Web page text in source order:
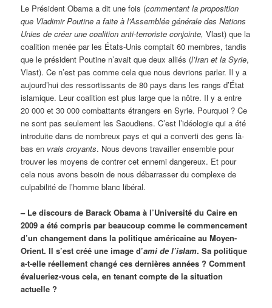
Le Président Obama a dit une fois (commentant la proposition
que Vladimir Poutine a faite à l’Assemblée générale des Nations
Unies de créer une coalition anti-terroriste conjointe, Vlast) que la
coalition menée par les États-Unis comptait 60 membres, tandis
que le président Poutine n’avait que deux alliés (l’Iran et la Syrie,
Vlast). Ce n’est pas comme cela que nous devrions parler. Il y a
aujourd’hui des ressortissants de 80 pays dans les rangs d’État
islamique. Leur coalition est plus large que la nôtre. Il y a entre
20 000 et 30 000 combattants étrangers en Syrie. Pourquoi ? Ce
ne sont pas seulement les Saoudiens. C’est l’idéologie qui a été
introduite dans de nombreux pays et qui a converti des gens là-
bas en vrais croyants. Nous devons travailler ensemble pour
trouver les moyens de contrer cet ennemi dangereux. Et pour
cela nous avons besoin de nous débarrasser du complexe de
culpabilité de l’homme blanc libéral.
– Le discours de Barack Obama à l’Université du Caire en
2009 a été compris par beaucoup comme le commencement
d’un changement dans la politique américaine au Moyen-
Orient. Il s’est créé une image d’ami de l’islam. Sa politique
a-t-elle réellement changé ces dernières années ? Comment
évalueriez-vous cela, en tenant compte de la situation
actuelle ?